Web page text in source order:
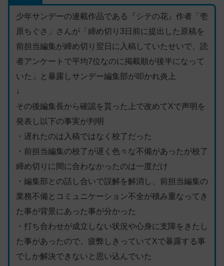
少年サンデーの連載作品である『シテの花』作者「壱
原ちぐさ」さんが「締め切り3日前に提出した原稿を
前担当編集が締め切り翌日に入稿していたせいで、読
者アンケートで平均7位なのに掲載順が後半になって
いた」と暴露しサンデー編集部が叩かれ炎上
↓
その後編集長から確認を貰った上で改めてXで声明を
発表し以下の事実が判明
・遅れたのは入稿ではなく校了だった
・前担当編集の校了が遅く色々な不備があったが校了
締め切りに間に合わなかったのは一度だけ
・編集部との話し合いで誤解を解消し、前担当編集の
業務不備とコミュニケーション不全が積み重なってき
た事が背景にあった事が分かった
・打ち合わせが成立しない状況や心身に支障をきたし
た事があったので、疲弊しきっていてXで暴露する事
でしか解決できないと思い込んでいた